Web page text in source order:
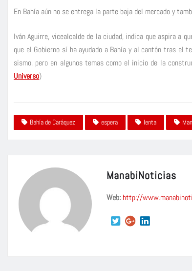
En Bahía aún no se entrega la parte baja del mercado y
Iván Aguirre, vicealcalde de la ciudad, indica que aspira a
que el Gobierno sí ha ayudado a Bahía y al cantón tras el
sismo, pero en algunos temas como el inicio de la
Universo)
Bahía de Caráquez espera lenta
ManabiNoticias
Web: http://